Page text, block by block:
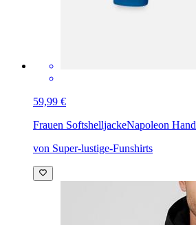
59,99 €
Frauen SoftshelljackeNapoleon Hand
von Super-lustige-Funshirts